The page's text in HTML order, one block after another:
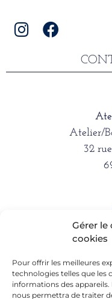
Gérer
cookies
Pour offrir les meilleures
technologies telles que les
informations des
nous permettra de traiter
Atelier/
32